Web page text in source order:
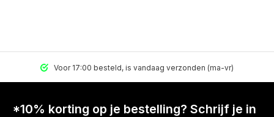
Voor 17:00 besteld, is vandaag verzonden (ma-vr)
*10% korting op je bestelling? Schrijf je in